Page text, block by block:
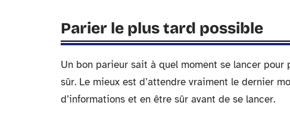
Parier le plus tard possible
Un bon parieur sait à quel moment se lancer
sûr. Le mieux est d’attendre vraiment le dernier
d’informations et en être sûr avant de se lancer.